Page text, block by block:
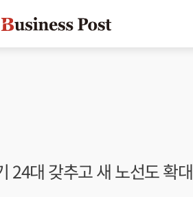
24대 갖추고 새 노선도 확대